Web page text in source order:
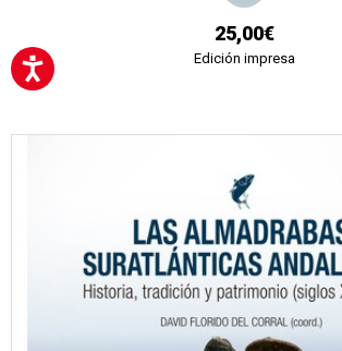
25,00€
Edición impresa